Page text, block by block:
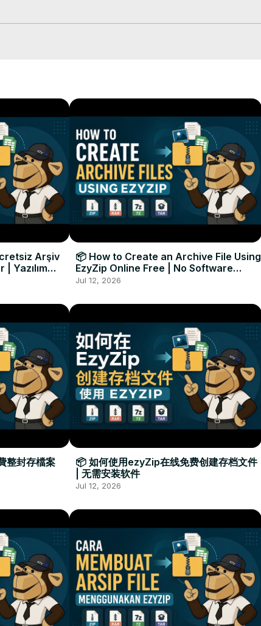
:
璧にサイズ調整されたJPEGファイルをダウンロードします。
圧縮 #サイズ制御 #ezyzip
ezyzip/
showcase/ezyzip/
ezyzip
Arşiv
| Yazılım
📦 How to Create an Archive File Using
EzyZip Online Free | No Software
Installation Required
Jul 12, 2026
整封存檔案
📦 如何使用ezyZip在线免费创建存档文件
| 无需安装软件
Jul 12, 2026